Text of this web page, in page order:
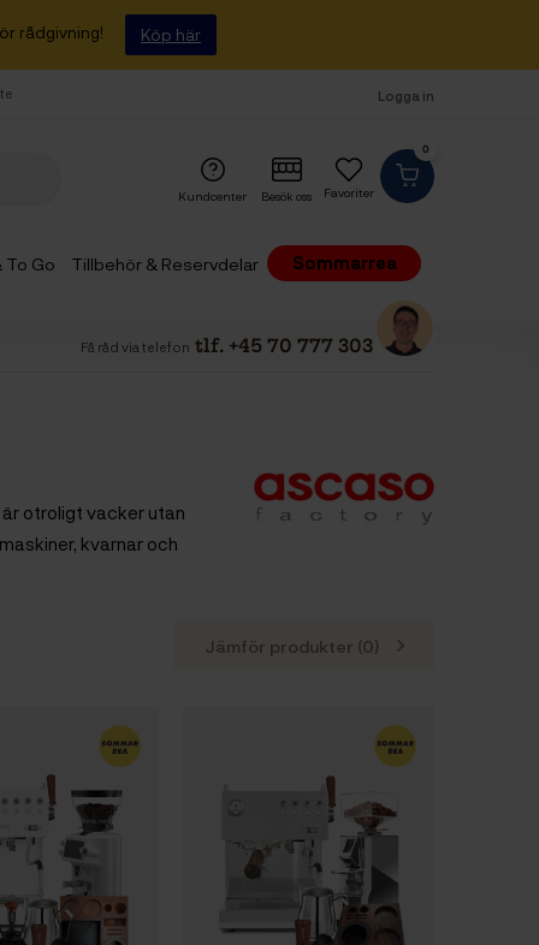
rådgivning! Köp här
Logga in
0
Favoriter
Kundcenter Besök oss
To Go Tillbehör & Reservdelar Sommarrea
Få råd via telefon tlf. +45 70 777 303
otroligt vacker utan
kvarnar och
Jämför produkter (0)